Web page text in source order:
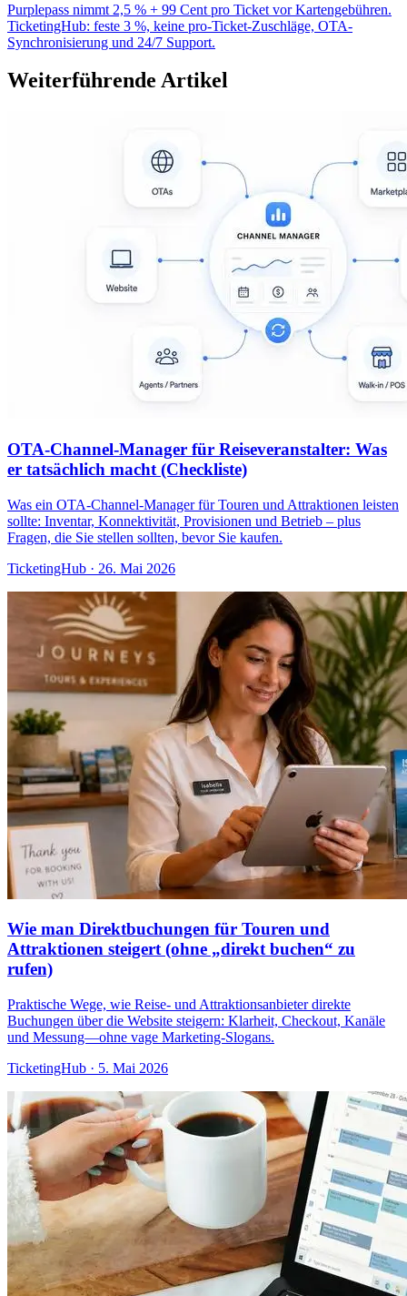
Purplepass nimmt 2,5 % + 99 Cent pro Ticket vor Kartengebühren.
TicketingHub: feste 3 %, keine pro-Ticket-Zuschläge, OTA-
Synchronisierung und 24/7 Support.
Weiterführende Artikel
OTA-Channel-Manager für Reiseveranstalter: Was
er tatsächlich macht (Checkliste)
Was ein OTA-Channel-Manager für Touren und Attraktionen leisten
sollte: Inventar, Konnektivität, Provisionen und Betrieb – plus
Fragen, die Sie stellen sollten, bevor Sie kaufen.
TicketingHub · 26. Mai 2026
Wie man Direktbuchungen für Touren und
Attraktionen steigert (ohne „direkt buchen“ zu
rufen)
Praktische Wege, wie Reise- und Attraktionsanbieter direkte
Buchungen über die Website steigern: Klarheit, Checkout, Kanäle
und Messung—ohne vage Marketing-Slogans.
TicketingHub · 5. Mai 2026